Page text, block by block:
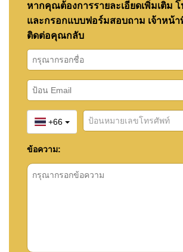
หากคุณต้องการรายละเอียดเพิ่มเติม
และกรอกแบบฟอร์มสอบถาม เจ้าหน้า
ติดต่อคุณกลับ
+66
ข้อความ: